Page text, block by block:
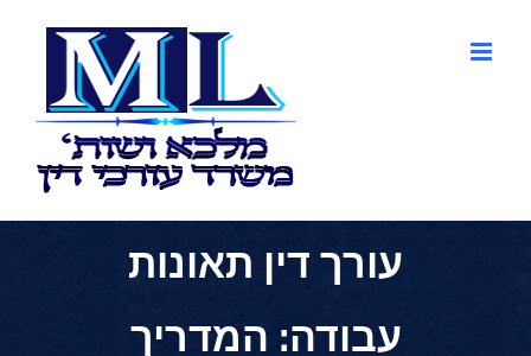
עורך דין תאונות
עבודה: המדריך